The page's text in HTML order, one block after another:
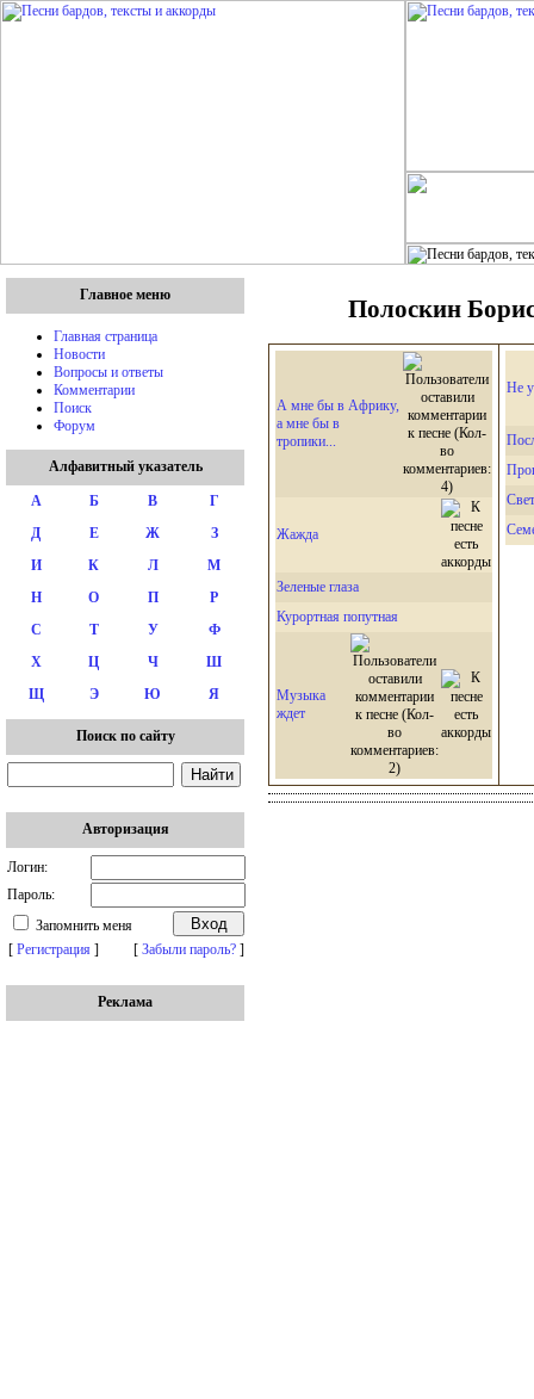
Главное меню
Главная страница
Новости
Вопросы и ответы
Комментарии
Поиск
Форум
Алфавитный указатель
А Б В
Г
Д
Е Ж
З
И
К Л
М
Н
О П
Р
С
Т У
Ф
Х
Ц Ч
Ш
Щ
Э Ю Я
Поиск по сайту
Авторизация
Логин:
Пароль:
Запомнить меня
[ Регистрация ] [ Забыли пароль? ]
Реклама
Полоскин
А мне бы в Африку,
а мне бы в
тропики...
Жажда
Зеленые глаза
Курортная попутная
Музыка
ждет
Не